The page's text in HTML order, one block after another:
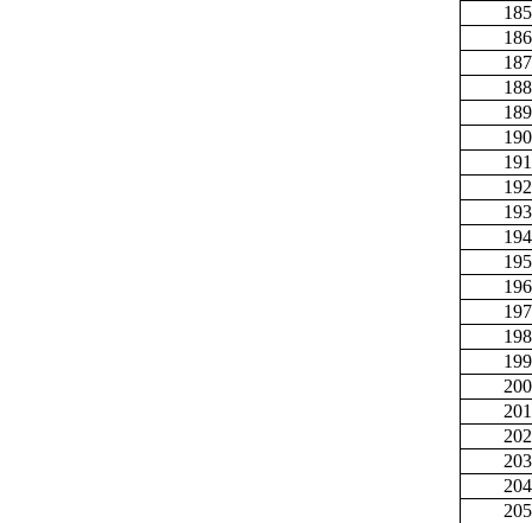
185
186
187
188
189
190
191
192
193
194
195
196
197
198
199
200
201
202
203
204
205